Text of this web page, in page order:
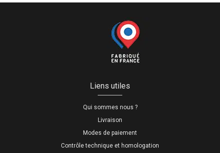
Liens utiles
Qui sommes nous ?
Livraison
Modes de paiement
Contrôle technique et homologation